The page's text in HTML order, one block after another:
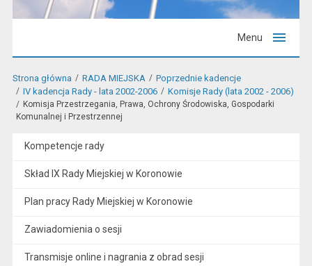
Menu
Strona główna RADA MIEJSKA
Poprzednie kadencje
IV kadencja Rady - lata 2002-2006
Komisje Rady (lata 2002 - 2006)
Komisja Przestrzegania, Prawa, Ochrony Środowiska, Gospodarki
Komunalnej i Przestrzennej
Kompetencje rady
Skład IX Rady Miejskiej w Koronowie
Plan pracy Rady Miejskiej w Koronowie
Zawiadomienia o sesji
Transmisje online i nagrania z obrad sesji